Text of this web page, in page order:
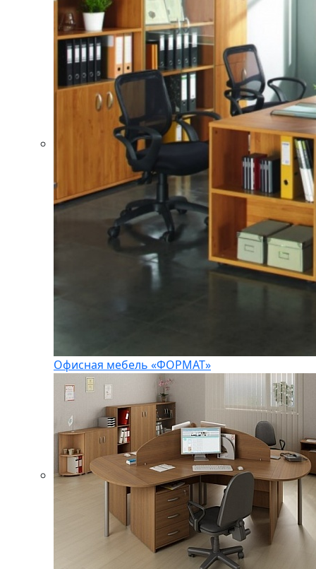
Офисная мебель «ФОРМАТ»